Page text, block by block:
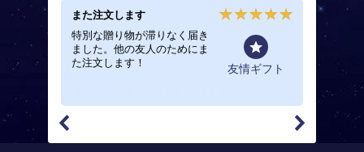
また注文します
特別な贈り物が滞りなく届き
ました。他の友人のためにま
た注文します！
友情ギフト
完璧な
星と親
いまし